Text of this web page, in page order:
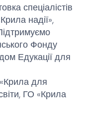
спеціалістів
надії»,
Фонду
Едукації для
для
ГО «Крила